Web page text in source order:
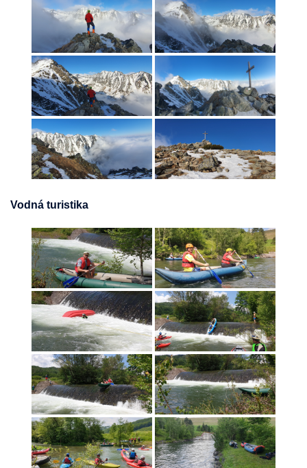
Vodná turistika